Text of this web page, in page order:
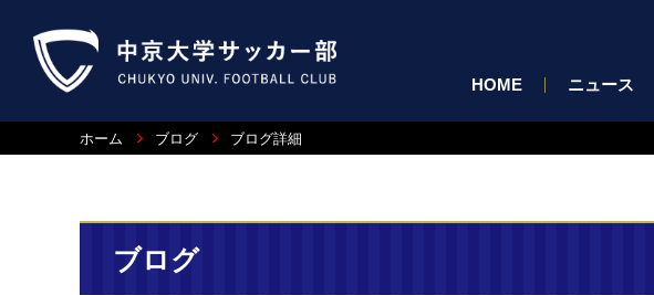
HOME ニュース
ホーム ブログ ブログ詳細
ブログ